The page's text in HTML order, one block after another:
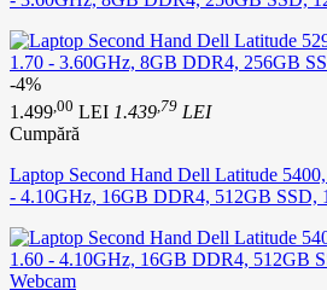
-4%
1.499 ,00 LEI 1.439 ,79 LEI
Cumpără
Laptop Second Hand Dell Latitude
- 4.10GHz, 16GB DDR4, 512GB SSD,